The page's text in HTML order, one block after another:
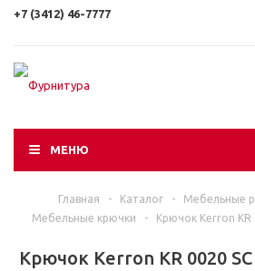
+7 (3412) 46-7777
МЕНЮ
Главная - Каталог - Мебельные
Мебельные крючки
- Крючок Kerron KR
Крючок Kerron KR 0020